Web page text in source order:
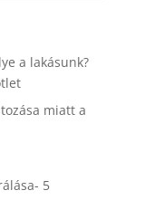
a lakásunk?
miatt a
5